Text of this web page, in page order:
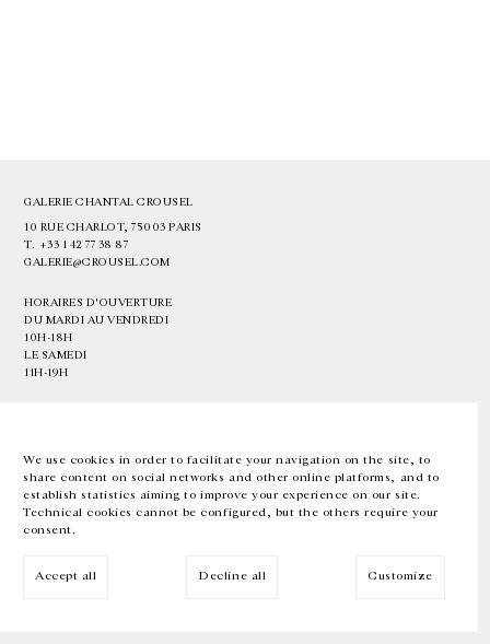
We use cookies in order to facilitate your navigation on the site, to
share content on social networks and other online platforms, and to
establish statistics aiming to improve your experience on our site.
Technical cookies cannot be configured, but the others require your
consent.
Accept all Decline all Customize
GALERIE CHANTAL CROUSEL
10 RUE CHARLOT, 75003 PARIS
T. +33 1 42 77 38 87
GALERIE@CROUSEL.COM
HORAIRES D'OUVERTURE
DU MARDI AU VENDREDI
10H-18H
LE SAMEDI
11H-19H
EN FR 中文 Facebook Instagram
Inscrivez-vous à notre newsletter